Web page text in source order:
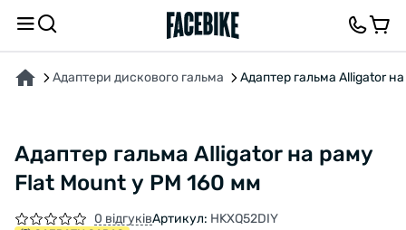
Адаптери дискового гальма Адаптер гальма Alligator
Адаптер гальма Alligator на раму
Flat Mount у PM 160 мм
0 відгуківАртикул: HKXQ52DIY
ПРО ТОВАР ХАРАКТЕРИСТИКИОПИС ВІДГУКИ ТА ЗАПИТАННЯ